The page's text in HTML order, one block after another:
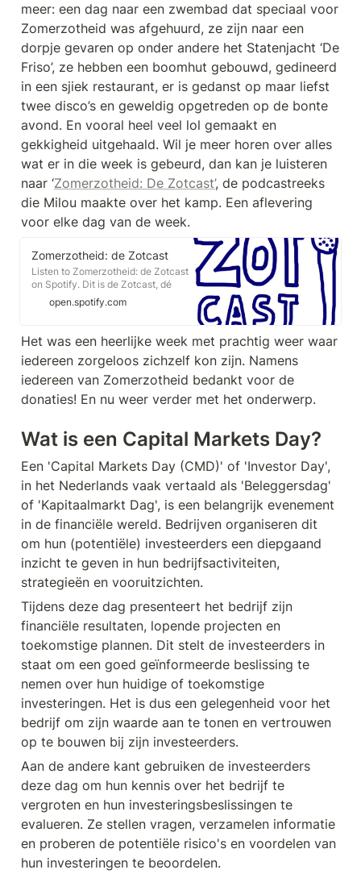
meer: een dag naar een zwembad dat speciaal voor
Zomerzotheid was afgehuurd, ze zijn naar een
dorpje gevaren op onder andere het Statenjacht ‘De
Friso’, ze hebben een boomhut gebouwd, gedineerd
in een sjiek restaurant, er is gedanst op maar liefst
twee disco’s en geweldig opgetreden op de bonte
avond. En vooral heel veel lol gemaakt en
gekkigheid uitgehaald. Wil je meer horen over alles
wat er in die week is gebeurd, dan kan je luisteren
naar ‘Zomerzotheid: De Zotcast’, de podcastreeks
die Milou maakte over het kamp. Een aflevering
voor elke dag van de week.
Zomerzotheid: de Zotcast
Listen to Zomerzotheid: de Zotcast
on Spotify. Dit is de Zotcast, dé
podcast van Zomerzotheid! Zo kun
jij deze heerlijke zeilweek
Of misschien nog een keer
herbeleven als je weer thuis bent!
open.spotify.com
Het was een heerlijke week met prachtig weer waar
iedereen zorgeloos zichzelf kon zijn. Namens
iedereen van Zomerzotheid bedankt voor de
donaties! En nu weer verder met het onderwerp.
Wat is een Capital Markets Day?
Een 'Capital Markets Day (CMD)' of 'Investor Day',
in het Nederlands vaak vertaald als 'Beleggersdag'
of 'Kapitaalmarkt Dag', is een belangrijk evenement
in de financiële wereld. Bedrijven organiseren dit
om hun (potentiële) investeerders een diepgaand
inzicht te geven in hun bedrijfsactiviteiten,
strategieën en vooruitzichten.
Tijdens deze dag presenteert het bedrijf zijn
financiële resultaten, lopende projecten en
toekomstige plannen. Dit stelt de investeerders in
staat om een goed geïnformeerde beslissing te
nemen over hun huidige of toekomstige
investeringen. Het is dus een gelegenheid voor het
bedrijf om zijn waarde aan te tonen en vertrouwen
op te bouwen bij zijn investeerders.
Aan de andere kant gebruiken de investeerders
deze dag om hun kennis over het bedrijf te
vergroten en hun investeringsbeslissingen te
evalueren. Ze stellen vragen, verzamelen informatie
en proberen de potentiële risico's en voordelen van
hun investeringen te beoordelen.